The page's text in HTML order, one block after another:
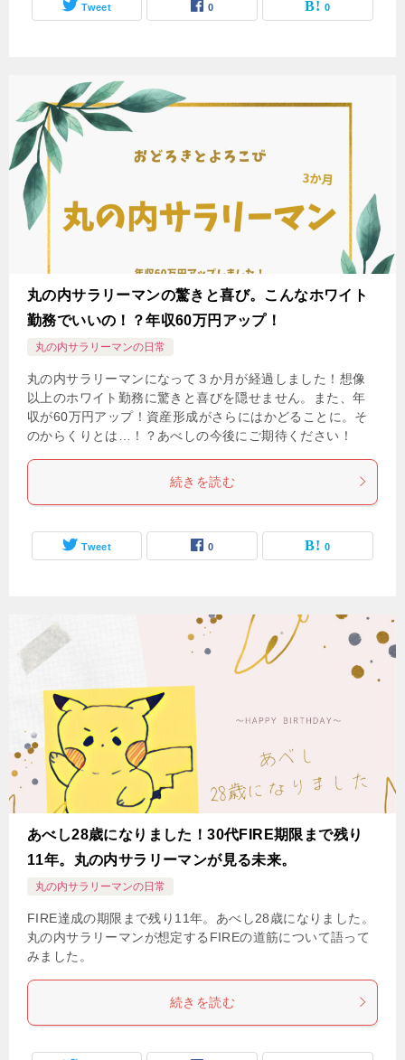
Tweet 0 0
丸の内サラリーマンの驚きと喜び。こんなホワイト
勤務でいいの！？年収60万円アップ！
丸の内サラリーマンの日常
丸の内サラリーマンになって３か月が経過しました！想像
以上のホワイト勤務に驚きと喜びを隠せません。また、年
収が60万円アップ！資産形成がさらにはかどることに。そ
のからくりとは…！？あべしの今後にご期待ください！
続きを読む
Tweet 0 0
あべし28歳になりました！30代FIRE期限まで残り
11年。丸の内サラリーマンが見る未来。
丸の内サラリーマンの日常
FIRE達成の期限まで残り11年。あべし28歳になりました。
丸の内サラリーマンが想定するFIREの道筋について語って
みました。
続きを読む